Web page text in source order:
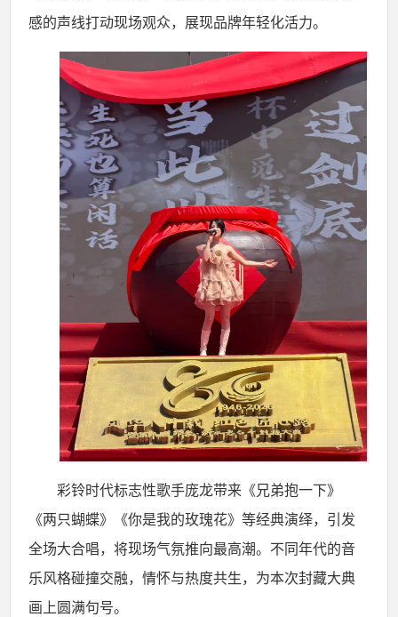
感的声线打动现场观众，展现品牌年轻化活力。
彩铃时代标志性歌手庞龙带来《兄弟抱一下》
《两只蝴蝶》《你是我的玫瑰花》等经典演绎，引发
全场大合唱，将现场气氛推向最高潮。不同年代的音
乐风格碰撞交融，情怀与热度共生，为本次封藏大典
画上圆满句号。